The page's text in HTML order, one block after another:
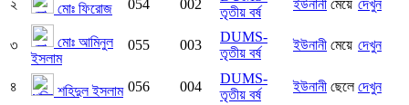
২ মোঃ ফিরোজ 054 002
তৃতীয় বর্ষ
ইউনানী মেয়ে দেখুন
৩
মোঃ আমিনুল
ইসলাম
055 003
DUMS-
তৃতীয় বর্ষ
ইউনানী মেয়ে দেখুন
৪ শহিদুল ইসলাম 056 004
DUMS-
তৃতীয় বর্ষ
ইউনানী ছেলে দেখুন